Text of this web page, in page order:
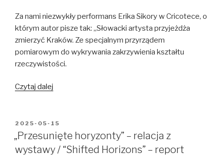
Za nami niezwykły performans Erika Sikory w Cricotece, o
którym autor pisze tak: „Słowacki artysta przyjeżdża
zmierzyć Kraków. Ze specjalnym przyrządem
pomiarowym do wykrywania zakrzywienia kształtu
rzeczywistości.
Czytaj dalej
Sikory
w
Cricotece
OPUBLIKOWANE
W
2025-05-15
„Przesunięte horyzonty” – relacja z
wystawy / “Shifted Horizons” – report